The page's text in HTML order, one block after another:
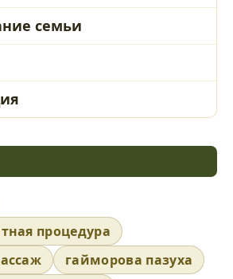
семьи
процедура
гайморова пазуха